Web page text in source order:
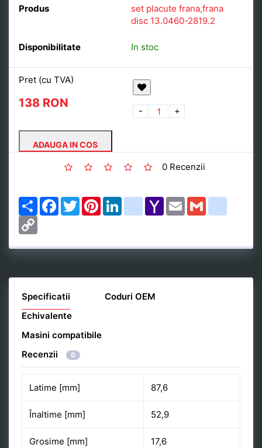
Produs
set placute frana,frana
disc 13.0460-2819.2
Disponibilitate In stoc
Pret (cu TVA)
138 RON
- +
ADAUGA IN COS
0 Recenzii
Share Facebook
Twitter PinterestLinkedIngoogle_bookmarks
Yahoo
Mail
Email
Specificatii
Coduri OEM
Echivalente
Masini compatibile
Recenzii
0
Latime [mm] 87,6
Înaltime [mm] 52,9
Grosime [mm] 17,6